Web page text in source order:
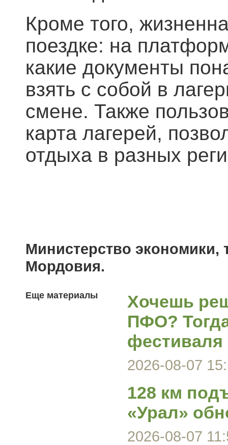
Кроме того,
поездке: на
какие документы
взять с собой в
смене. Также
карта лагерей,
отдыха в разных
Министерство экономики,
Мордовия.
Еще материалы
Хочешь
ПФО?
2026-08-07
128 км
«Урал»
2026-08-07